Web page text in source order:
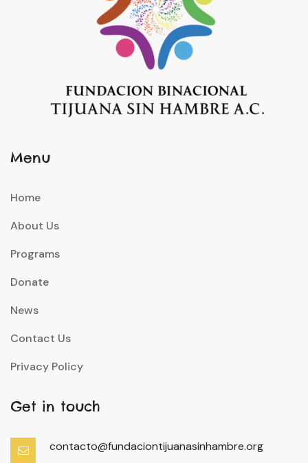
Menu
Home
About Us
Programs
Donate
News
Contact Us
Privacy Policy
Get in touch
contacto@fundaciontijuanasinhambre.org